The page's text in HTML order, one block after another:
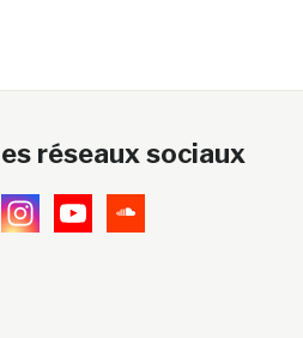
réseaux sociaux